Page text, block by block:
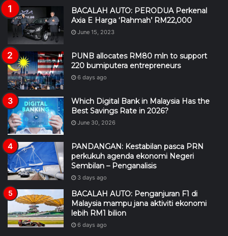
BACALAH AUTO: PERODUA Perkenal
Axia E Harga ‘Rahmah’ RM22,000
June 15, 2023
PUNB allocates RM80 mln to support
220 bumiputera entrepreneurs
6 days ago
Which Digital Bank in Malaysia Has the
Best Savings Rate in 2026?
June 30, 2026
PANDANGAN: Kestabilan pasca PRN
perkukuh agenda ekonomi Negeri
Sembilan – Penganalisis
3 days ago
BACALAH AUTO: Penganjuran F1 di
Malaysia mampu jana aktiviti ekonomi
lebih RM1 bilion
6 days ago